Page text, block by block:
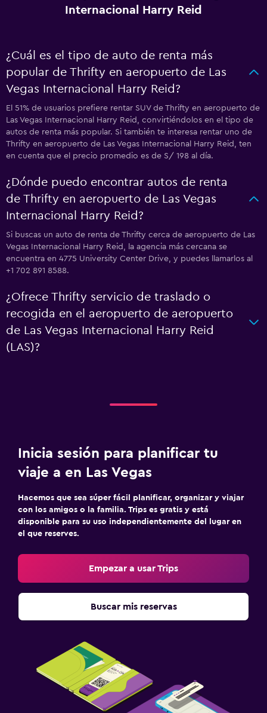
Internacional Harry Reid
¿Cuál es el tipo de auto de renta más
popular de Thrifty en aeropuerto de Las
Vegas Internacional Harry Reid?
El 51% de usuarios prefiere rentar SUV de Thrifty en aeropuerto de
Las Vegas Internacional Harry Reid, convirtiéndolos en el tipo de
autos de renta más popular. Si también te interesa rentar uno de
Thrifty en aeropuerto de Las Vegas Internacional Harry Reid, ten
en cuenta que el precio promedio es de S/ 198 al día.
¿Dónde puedo encontrar autos de renta
de Thrifty en aeropuerto de Las Vegas
Internacional Harry Reid?
Si buscas un auto de renta de Thrifty cerca de aeropuerto de Las
Vegas Internacional Harry Reid, la agencia más cercana se
encuentra en 4775 University Center Drive, y puedes llamarlos al
+1 702 891 8588.
¿Ofrece Thrifty servicio de traslado o
recogida en el aeropuerto de aeropuerto
de Las Vegas Internacional Harry Reid
(LAS)?
Inicia sesión para planificar tu
viaje a en Las Vegas
Hacemos que sea súper fácil planificar, organizar y viajar
con los amigos o la familia. Trips es gratis y está
disponible para su uso independientemente del lugar en
el que reserves.
Empezar a usar Trips
Buscar mis reservas